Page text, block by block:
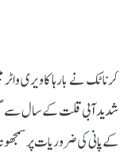
کرناٹک نے بارہا کاویری
شدید آبی قلت کے سال سے
کے پانی کی ضروریات پر